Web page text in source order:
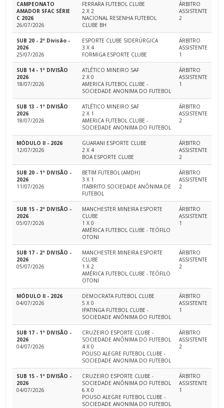
CAMPEONATO
AMADOR SFAC SÉRIE
C 2026
26/07/2026
FERRARA FUTEBOL CLUBE
2 X 2
NACIONAL RESENHA FUTEBOL
CLUBE BH
ÁRBITRO
ASSISTENTE
2
SUB 20 - 2ª Divisão -
2026
25/07/2026
ESPORTE CLUBE SIDERÚRGICA
3 X 4
FORMIGA ESPORTE CLUBE
ÁRBITRO
ASSISTENTE
1
SUB 14 - 1ª DIVISÃO
2026
18/07/2026
ATLÉTICO MINEIRO SAF
2 X 0
AMERICA FUTEBOL CLUBE -
SOCIEDADE ANONIMA DO FUTEBOL
ÁRBITRO
ASSISTENTE
1
SUB 13 - 1ª DIVISÃO
2026
18/07/2026
ATLÉTICO MINEIRO SAF
2 X 1
AMERICA FUTEBOL CLUBE -
SOCIEDADE ANONIMA DO FUTEBOL
ÁRBITRO
ASSISTENTE
2
MÓDULO II - 2026
12/07/2026
GUARANI ESPORTE CLUBE
2 X 4
BOA ESPORTE CLUBE
ÁRBITRO
ASSISTENTE
2
SUB 20 - 1ª DIVISÃO -
2026
11/07/2026
BETIM FUTEBOL (AMDH)
3 X 1
ITABIRITO SOCIEDADE ANÔNIMA DE
FUTEBOL
ÁRBITRO
ASSISTENTE
2
SUB 15 - 2ª DIVISÃO -
2026
05/07/2026
MANCHESTER MINEIRA ESPORTE
CLUBE
1 X 0
AMÉRICA FUTEBOL CLUBE - TEÓFILO
OTONI
ÁRBITRO
ASSISTENTE
1
SUB 17 - 2ª DIVISÃO -
2026
05/07/2026
MANCHESTER MINEIRA ESPORTE
CLUBE
1 X 2
AMÉRICA FUTEBOL CLUBE - TEÓFILO
OTONI
ÁRBITRO
ASSISTENTE
2
MÓDULO II - 2026
04/07/2026
DEMOCRATA FUTEBOL CLUBE
5 X 0
IPATINGA FUTEBOL CLUBE -
SOCIEDADE ANÔNIMA DO FUTEBOL
ÁRBITRO
ASSISTENTE
1
SUB 17 - 1ª DIVISÃO -
2026
04/07/2026
CRUZEIRO ESPORTE CLUBE -
SOCIEDADE ANÔNIMA DO FUTEBOL
4 X 0
POUSO ALEGRE FUTEBOL CLUBE -
SOCIEDADE ANONIMA DO FUTEBOL
ÁRBITRO
ASSISTENTE
2
SUB 15 - 1ª DIVISÃO -
2026
04/07/2026
CRUZEIRO ESPORTE CLUBE -
SOCIEDADE ANÔNIMA DO FUTEBOL
6 X 0
POUSO ALEGRE FUTEBOL CLUBE -
SOCIEDADE ANONIMA DO FUTEBOL
ÁRBITRO
ASSISTENTE
1